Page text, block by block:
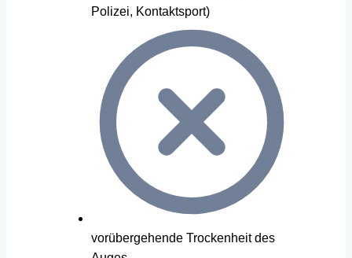
Polizei, Kontaktsport)
vorübergehende Trockenheit des